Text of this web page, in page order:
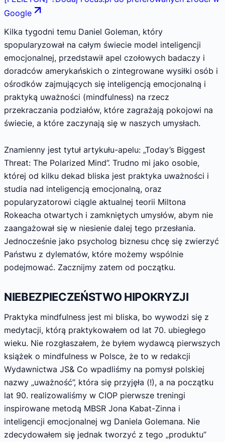
Google
Kilka tygodni temu Daniel Goleman, który
spopularyzował na całym świecie model inteligencji
emocjonalnej, przedstawił apel czołowych badaczy i
doradców amerykańskich o zintegrowane wysiłki osób i
ośrodków zajmujących się inteligencją emocjonalną i
praktyką uważności (mindfulness) na rzecz
przekraczania podziałów, które zagrażają pokojowi na
świecie, a które zaczynają się w naszych umysłach.
Znamienny jest tytuł artykułu-apelu: „Today’s Biggest
Threat: The Polarized Mind”. Trudno mi jako osobie,
której od kilku dekad bliska jest praktyka uważności i
studia nad inteligencją emocjonalną, oraz
popularyzatorowi ciągle aktualnej teorii Miltona
Rokeacha otwartych i zamkniętych umysłów, abym nie
zaangażował się w niesienie dalej tego przesłania.
Jednocześnie jako psycholog biznesu chcę się zwierzyć
Państwu z dylematów, które możemy wspólnie
podejmować. Zacznijmy zatem od początku.
NIEBEZPIECZEŃSTWO HIPOKRYZJI
Praktyka mindfulness jest mi bliska, bo wywodzi się z
medytacji, którą praktykowałem od lat 70. ubiegłego
wieku. Nie rozgłaszałem, że byłem wydawcą pierwszych
książek o mindfulness w Polsce, że to w redakcji
Wydawnictwa JS& Co wpadliśmy na pomysł polskiej
nazwy „uważność”, która się przyjęła (!), a na początku
lat 90. realizowaliśmy w CIOP pierwsze treningi
inspirowane metodą MBSR Jona Kabat-Zinna i
inteligencji emocjonalnej wg Daniela Golemana. Nie
zdecydowałem się jednak tworzyć z tego „produktu”